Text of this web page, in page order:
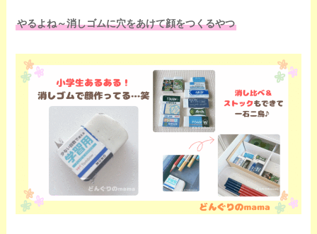
やるよね～消しゴムに穴をあけて顔をつくるやつ